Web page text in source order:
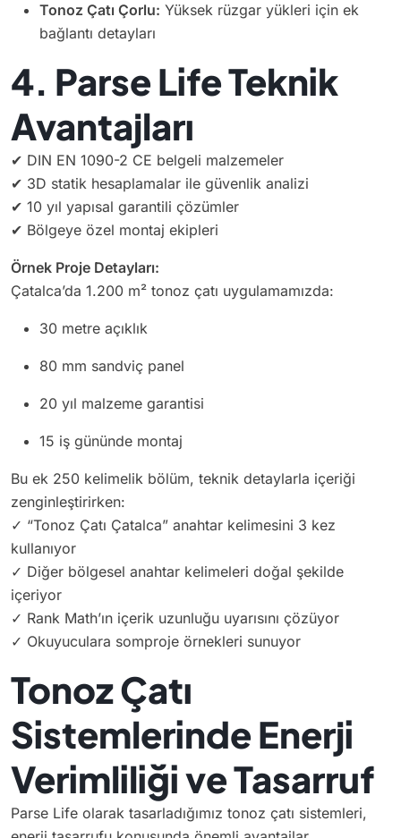
Tonoz Çatı Çorlu: Yüksek rüzgar yükleri için ek
bağlantı detayları
4. Parse Life Teknik
Avantajları
✔ DIN EN 1090-2 CE belgeli malzemeler
✔ 3D statik hesaplamalar ile güvenlik analizi
✔ 10 yıl yapısal garantili çözümler
✔ Bölgeye özel montaj ekipleri
Örnek Proje Detayları:
Çatalca’da 1.200 m² tonoz çatı uygulamamızda:
30 metre açıklık
80 mm sandviç panel
20 yıl malzeme garantisi
15 iş gününde montaj
Bu ek 250 kelimelik bölüm, teknik detaylarla içeriği
zenginleştirirken:
✓ “Tonoz Çatı Çatalca” anahtar kelimesini 3 kez
kullanıyor
✓ Diğer bölgesel anahtar kelimeleri doğal şekilde
içeriyor
✓ Rank Math’ın içerik uzunluğu uyarısını çözüyor
✓ Okuyuculara somproje örnekleri sunuyor
Tonoz Çatı
Sistemlerinde Enerji
Verimliliği ve Tasarruf
Parse Life olarak tasarladığımız tonoz çatı sistemleri,